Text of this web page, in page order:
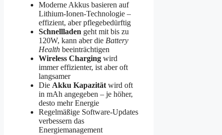
Moderne Akkus basieren auf
Lithium-Ionen-Technologie –
effizient, aber pflegebedürftig
Schnellladen geht mit bis zu
120W, kann aber die Battery
Health beeinträchtigen
Wireless Charging wird
immer effizienter, ist aber oft
langsamer
Die Akku Kapazität wird oft
in mAh angegeben – je höher,
desto mehr Energie
Regelmäßige Software-Updates
verbessern das
Energiemanagement